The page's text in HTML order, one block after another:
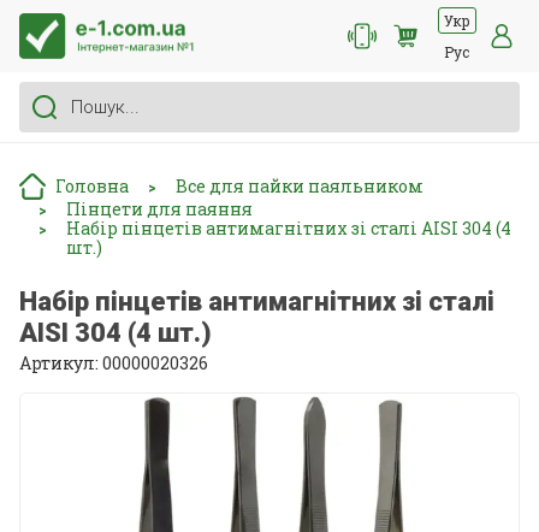
Укр
Рус
Головна > Все для пайки паяльником
> Пінцети для паяння
>
Набір пінцетів антимагнітних зі сталі AISI 304 (4
шт.)
Набір пінцетів антимагнітних зі сталі
AISI 304 (4 шт.)
Артикул: 00000020326